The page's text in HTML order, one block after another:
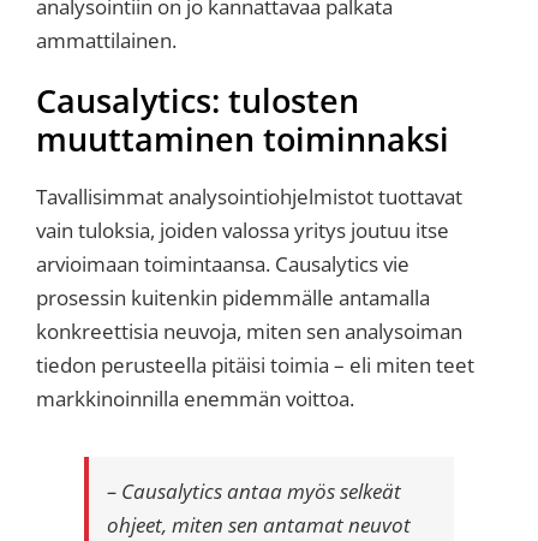
analysointiin on jo kannattavaa palkata
ammattilainen.
Causalytics: tulosten
muuttaminen toiminnaksi
Tavallisimmat analysointiohjelmistot tuottavat
vain tuloksia, joiden valossa yritys joutuu itse
arvioimaan toimintaansa. Causalytics vie
prosessin kuitenkin pidemmälle antamalla
konkreettisia neuvoja, miten sen analysoiman
tiedon perusteella pitäisi toimia – eli miten teet
markkinoinnilla enemmän voittoa.
– Causalytics antaa myös selkeät
ohjeet, miten sen antamat neuvot